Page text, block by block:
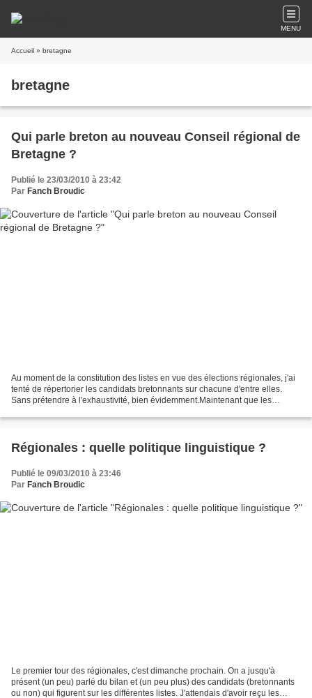
MENU
Accueil » bretagne
bretagne
Qui parle breton au nouveau Conseil régional de
Bretagne ?
Publié le 23/03/2010 à 23:42
Par Fanch Broudic
Au moment de la constitution des listes en vue des élections régionales, j'ai
tenté de répertorier les candidats bretonnants sur chacune d'entre elles.
Sans prétendre à l'exhaustivité, bien évidemment.Maintenant que les
Régionales : quelle politique linguistique ?
Publié le 09/03/2010 à 23:46
Par Fanch Broudic
Le premier tour des régionales, c'est dimanche prochain. On a jusqu'à
présent (un peu) parlé du bilan et (un peu plus) des candidats (bretonnants
ou non) qui figurent sur les différentes listes. J'attendais d'avoir reçu les